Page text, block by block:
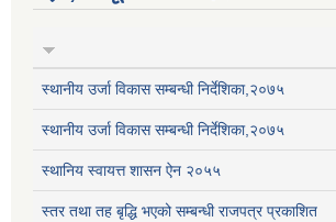
स्थानीय उर्जा विकास सम्बन्धी निर्देशिका,२०७५
स्थानीय उर्जा विकास सम्बन्धी निर्देशिका,२०७५
स्थानिय स्वायत्त शासन ऐन २०५५
स्तर तथा तह बृद्धि भएको सम्बन्धी राजपत्र प्रकाशित